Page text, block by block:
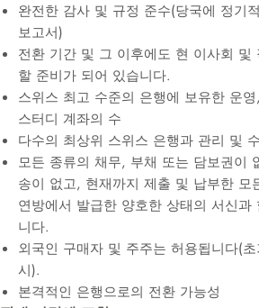
완전한 감사 및 규정 준수(당국에 정기
보고서)
전환 기간 및 그 이후에도 현 이사회 및
할 준비가 되어 있습니다.
스위스 최고 수준의 은행에 보유한 운
스터디 계좌의 수
다수의 최상위 스위스 은행과 관리 및
모든 종류의 채무, 부채 또는 담보권이
송이 없고, 현재까지 제출 및 납부한 모
연방에서 발급한 양호한 상태의 서신과
니다.
외국인 구매자 및 주주는 허용됩니다(
시).
본격적인 은행으로의 전환 가능성